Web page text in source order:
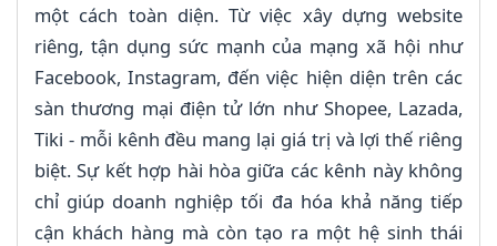
một cách toàn diện. Từ việc xây dựng website
riêng, tận dụng sức mạnh của mạng xã hội như
Facebook, Instagram, đến việc hiện diện trên các
sàn thương mại điện tử lớn như Shopee, Lazada,
Tiki - mỗi kênh đều mang lại giá trị và lợi thế riêng
biệt. Sự kết hợp hài hòa giữa các kênh này không
chỉ giúp doanh nghiệp tối đa hóa khả năng tiếp
cận khách hàng mà còn tạo ra một hệ sinh thái